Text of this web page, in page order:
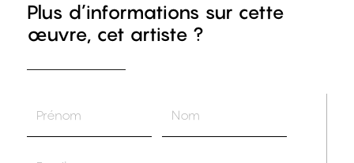
Plus d’informations sur cette
œuvre, cet artiste ?